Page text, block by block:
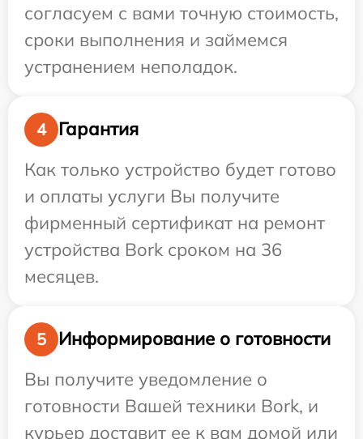
согласуем с вами точную стоимость,
сроки выполнения и займемся
устранением неполадок.
4
Гарантия
Как только устройство будет готово
и оплаты услуги Вы получите
фирменный сертификат на ремонт
устройства Bork сроком на 36
месяцев.
5
Информирование о готовности
Вы получите уведомление о
готовности Вашей техники Bork, и
курьер доставит ее к вам домой или